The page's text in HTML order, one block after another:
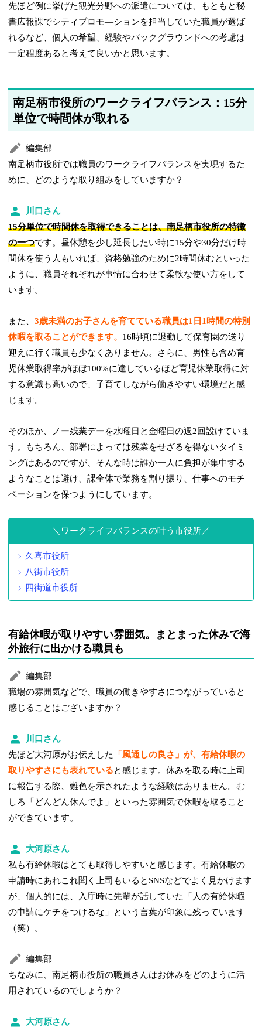
先ほど例に挙げた観光分野への派遣については、もともと秘
書広報課でシティプロモ―ションを担当していた職員が選ば
れるなど、個人の希望、経験やバックグラウンドへの考慮は
一定程度あると考えて良いかと思います。
南足柄市役所のワークライフバランス：15分
単位で時間休が取れる
編集部
南足柄市役所では職員のワークライフバランスを実現するた
めに、どのような取り組みをしていますか？
川口さん
15分単位で時間休を取得できることは、南足柄市役所の特徴
の一つです。昼休憩を少し延長したい時に15分や30分だけ時
間休を使う人もいれば、資格勉強のために2時間休むといった
ように、職員それぞれが事情に合わせて柔軟な使い方をして
います。
また、3歳未満のお子さんを育てている職員は1日1時間の特別
休暇を取ることができます。 16時頃に退勤して保育園の送り
迎えに行く職員も少なくありません。さらに、男性も含め育
児休業取得率がほぼ100%に達しているほど育児休業取得に対
する意識も高いので、子育てしながら働きやすい環境だと感
じます。
そのほか、ノー残業デーを水曜日と金曜日の週2回設けていま
す。もちろん、部署によっては残業をせざるを得ないタイミ
ングはあるのですが、そんな時は誰か一人に負担が集中する
ようなことは避け、課全体で業務を割り振り、仕事へのモチ
ベーションを保つようにしています。
ワークライフバランスの叶う市役所
久喜市役所
八街市役所
四街道市役所
有給休暇が取りやすい雰囲気。まとまった休みで海
外旅行に出かける職員も
編集部
職場の雰囲気などで、職員の働きやすさにつながっていると
感じることはございますか？
川口さん
先ほど大河原がお伝えした
「風通しの良さ」が、有給休暇の
取りやすさにも表れていると感じます。休みを取る時に上司
に報告する際、難色を示されたような経験はありません。む
しろ「どんどん休んでよ」といった雰囲気で休暇を取ること
ができています。
大河原さん
私も有給休暇はとても取得しやすいと感じます。有給休暇の
申請時にあれこれ聞く上司もいるとSNSなどでよく見かけます
が、個人的には、入庁時に先輩が話していた「人の有給休暇
の申請にケチをつけるな」という言葉が印象に残っています
（笑）。
編集部
ちなみに、南足柄市役所の職員さんはお休みをどのように活
用されているのでしょうか？
大河原さん